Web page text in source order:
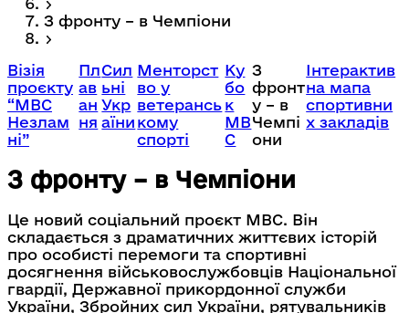
З фронту – в Чемпіони
Візія
проєкту
“МВС
Незлам
ні”
Пл
ав
ан
ня
Сил
ьні
Укр
аїни
Менторст
во у
ветерансь
кому
спорті
Ку
бо
к
МВ
С
З
фронт
у – в
Чемпі
они
Інтерактив
на мапа
спортивни
х закладів
З фронту – в Чемпіони
Це новий соціальний проєкт МВС. Він
складається з драматичних життєвих історій
про особисті перемоги та спортивні
досягнення військовослужбовців Національної
гвардії, Державної прикордонної служби
України, Збройних сил України, рятувальників